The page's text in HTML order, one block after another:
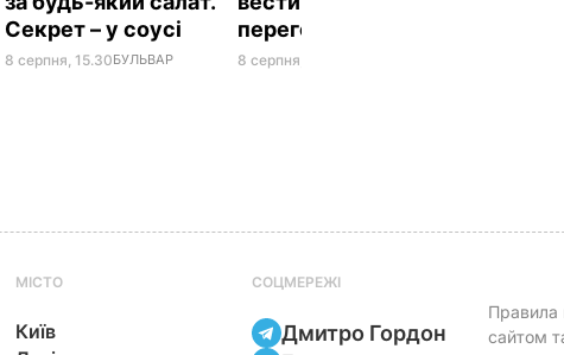
Секрет – у соусі
8 серпня, 15.30БУЛЬВАР
переговори
8 серпня, 10.25
МІСТО
Київ
СОЦМЕРЕЖІ
Дмитро Гордон
Правила
сайтом